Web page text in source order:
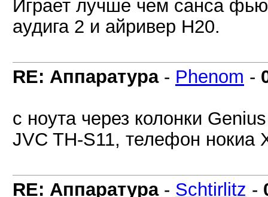
Играет лучше чем санса
аудига 2 и айривер Н20.
RE: Аппаратура- Phenom -
с ноута через колонки
JVC TH-S11, телефон нокиа
RE: Аппаратура- Schtirlitz -